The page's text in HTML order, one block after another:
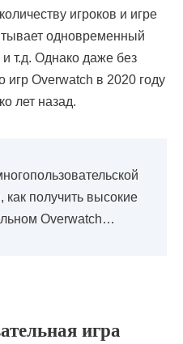
игроков и игре
одновременный
т.д. Однако даже без
игр Overwatch в 2020 году
лет назад.
как получить высокие
Overwatch…
игра